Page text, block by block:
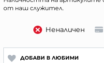
от наш служител.
Неналичен
ДОБАВИ В ЛЮБИМИ